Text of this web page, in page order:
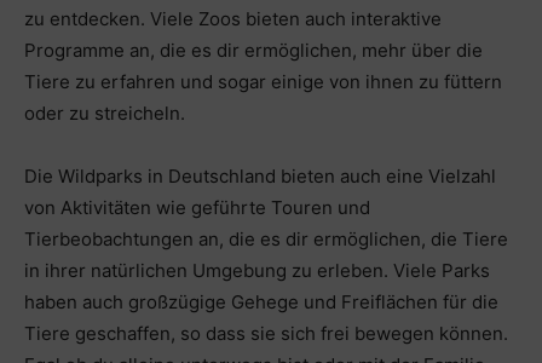
zu entdecken. Viele Zoos bieten auch interaktive
Programme an, die es dir ermöglichen, mehr über die
Tiere zu erfahren und sogar einige von ihnen zu füttern
oder zu streicheln.
Die Wildparks in Deutschland bieten auch eine Vielzahl
von Aktivitäten wie geführte Touren und
Tierbeobachtungen an, die es dir ermöglichen, die Tiere
in ihrer natürlichen Umgebung zu erleben. Viele Parks
haben auch großzügige Gehege und Freiflächen für die
Tiere geschaffen, so dass sie sich frei bewegen können.